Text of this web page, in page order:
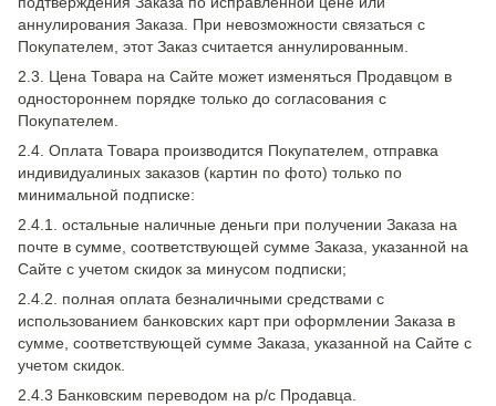
аннулирования Заказа. При невозможности связаться с
Покупателем, этот Заказ считается аннулированным.
2.3. Цена Товара на Сайте может изменяться Продавцом в
одностороннем порядке только до согласования с
Покупателем.
2.4. Оплата Товара производится Покупателем, отправка
индивидуалиных заказов (картин по фото) только по
минимальной подписке:
2.4.1. остальные наличные деньги при получении Заказа на
почте в сумме, соответствующей сумме Заказа, указанной на
Сайте с учетом скидок за минусом подписки;
2.4.2. полная оплата безналичными средствами с
использованием банковских карт при оформлении Заказа в
сумме, соответствующей сумме Заказа, указанной на Сайте с
учетом скидок.
2.4.3 Банковским переводом на р/с Продавца.